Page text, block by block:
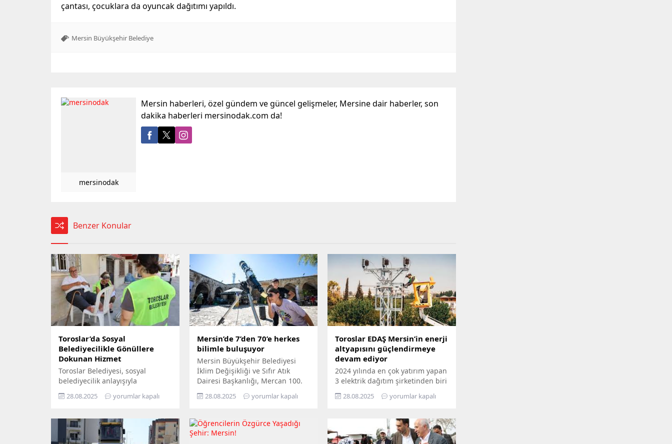
çantası, çocuklara da oyuncak dağıtımı yapıldı.
Mersin Büyükşehir Belediye
mersinodak
Mersin haberleri, özel gündem ve güncel gelişmeler, Mersine dair haberler, son
dakika haberleri mersinodak.com da!
Benzer Konular
Toroslar’da Sosyal
Belediyecilikle Gönüllere
Dokunan Hizmet
Toroslar Belediyesi, sosyal
belediyecilik anlayışıyla
vatandaşların gönüllerine
dokunmaya devam ediyor. İlçede
özel gereksinimli bireyler ile gazi
ve şehit aileleri, belediyenin
şefkatli elini her zaman
28.08.2025 yorumlar kapalı
Mersin’de 7’den 70’e herkes
bilimle buluşuyor
Mersin Büyükşehir Belediyesi
İklim Değişikliği ve Sıfır Atık
Dairesi Başkanlığı, Mercan 100.
Yıl İklim ve Çevre Bilim Merkezi’ni
ziyaret edemeyenler için bilimi
‘Gökyüzü Hepimizin, Bilim Her
Yerde’ sloganıyla yola çıkan
28.08.2025 yorumlar kapalı
Toroslar EDAŞ Mersin’in enerji
altyapısını güçlendirmeye
devam ediyor
2024 yılında en çok yatırım yapan
3 elektrik dağıtım şirketinden biri
olan Toroslar EDAŞ, 2025 yılının
ilk 6 ayında Türkiye’nin en
Mersin’de gerçekleştirdiği 381
milyon TL’yi aşan yatırımla, enerji
altyapısını bugünün ihtiyaçlarına
28.08.2025 yorumlar kapalı